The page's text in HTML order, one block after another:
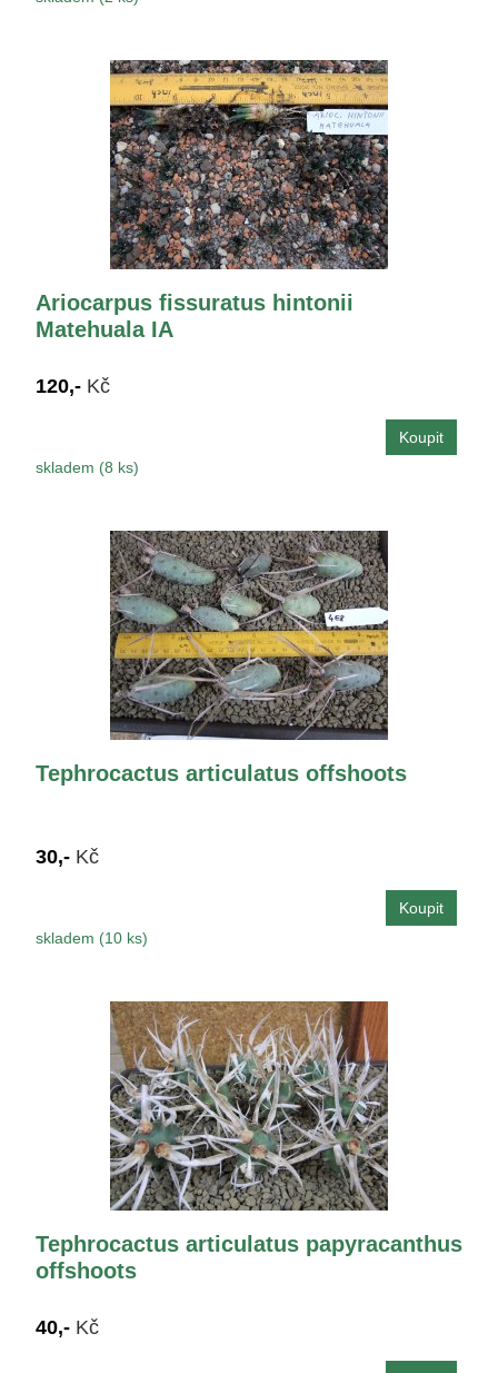
Ariocarpus fissuratus hintonii
Matehuala IA
120,- Kč
skladem (8 ks)
Tephrocactus articulatus offshoots
30,- Kč
skladem (10 ks)
Tephrocactus articulatus papyracanthus
offshoots
40,- Kč